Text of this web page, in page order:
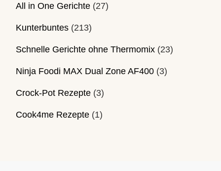
All in One Gerichte (27)
Kunterbuntes (213)
Schnelle Gerichte ohne Thermomix (23)
Ninja Foodi MAX Dual Zone AF400 (3)
Crock-Pot Rezepte (3)
Cook4me Rezepte (1)